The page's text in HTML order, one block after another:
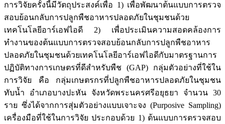
การวิจัยครั้งนี้มีวัตถุประสงค์เพื่อ 1) เพื่อพัฒนาต้นแบบการตรวจ
สอบย้อนกลับการปลูกพืชอาหารปลอดภัยในชุมชนด้วย
เทคโนโลยีอาร์เอฟไอดี 2) เพื่อประเมินความสอดคล้องการ
ทำงานของต้นแบบการตรวจสอบย้อนกลับการปลูกพืชอาหาร
ปลอดภัยในชุมชนด้วยเทคโนโลยีอาร์เอฟไอดีกับมาตรฐานการ
ปฏิบัติทางการเกษตรที่ดีสำหรับพืช (GAP) กลุ่มตัวอย่างที่ใช้ใน
การวิจัย คือ กลุ่มเกษตรกรที่ปลูกพืชอาหารปลอดภัยในชุมชน
ทับน้ำ อำเภอบางปะหัน จังหวัดพระนครศรีอยุธยา จำนวน 30
ราย ซึ่งได้จากการสุ่มตัวอย่างแบบเจาะจง (Purposive Sampling)
เครื่องมือที่ใช้ในการวิจัย ประกอบด้วย 1) ต้นแบบการตรวจสอบ